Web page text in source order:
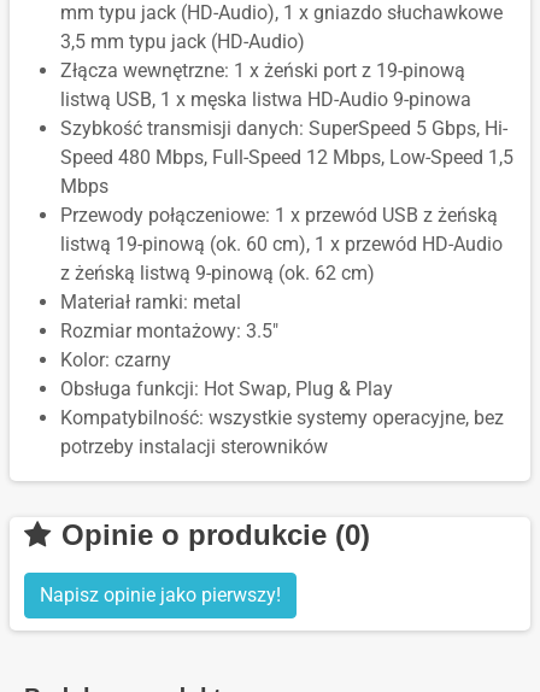
mm typu jack (HD-Audio), 1 x gniazdo słuchawkowe
3,5 mm typu jack (HD-Audio)
Złącza wewnętrzne: 1 x żeński port z 19-pinową
listwą USB, 1 x męska listwa HD-Audio 9-pinowa
Szybkość transmisji danych: SuperSpeed 5 Gbps, Hi-
Speed 480 Mbps, Full-Speed 12 Mbps, Low-Speed 1,5
Mbps
Przewody połączeniowe: 1 x przewód USB z żeńską
listwą 19-pinową (ok. 60 cm), 1 x przewód HD-Audio
z żeńską listwą 9-pinową (ok. 62 cm)
Materiał ramki: metal
Rozmiar montażowy: 3.5"
Kolor: czarny
Obsługa funkcji: Hot Swap, Plug & Play
Kompatybilność: wszystkie systemy operacyjne, bez
potrzeby instalacji sterowników
Opinie o produkcie (0)
Napisz opinie jako pierwszy!